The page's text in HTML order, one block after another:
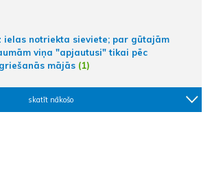
ielas notriekta sieviete; par gūtajām
viņa "apjautusi" tikai pēc
mājās (1)
skatīt nākošo